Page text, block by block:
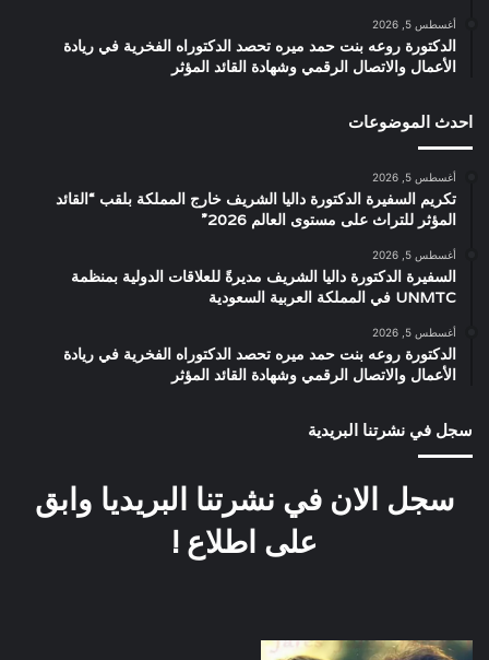
أغسطس 5, 2026
الدكتورة روعه بنت حمد ميره تحصد الدكتوراه الفخرية في ريادة
الأعمال والاتصال الرقمي وشهادة القائد المؤثر
احدث الموضوعات
أغسطس 5, 2026
تكريم السفيرة الدكتورة داليا الشريف خارج المملكة بلقب “القائد
المؤثر للتراث على مستوى العالم 2026”
أغسطس 5, 2026
السفيرة الدكتورة داليا الشريف مديرةً للعلاقات الدولية بمنظمة
UNMTC في المملكة العربية السعودية
أغسطس 5, 2026
الدكتورة روعه بنت حمد ميره تحصد الدكتوراه الفخرية في ريادة
الأعمال والاتصال الرقمي وشهادة القائد المؤثر
سجل في نشرتنا البريدية
سجل الان في نشرتنا البريديا وابق
على اطلاع !
صورة